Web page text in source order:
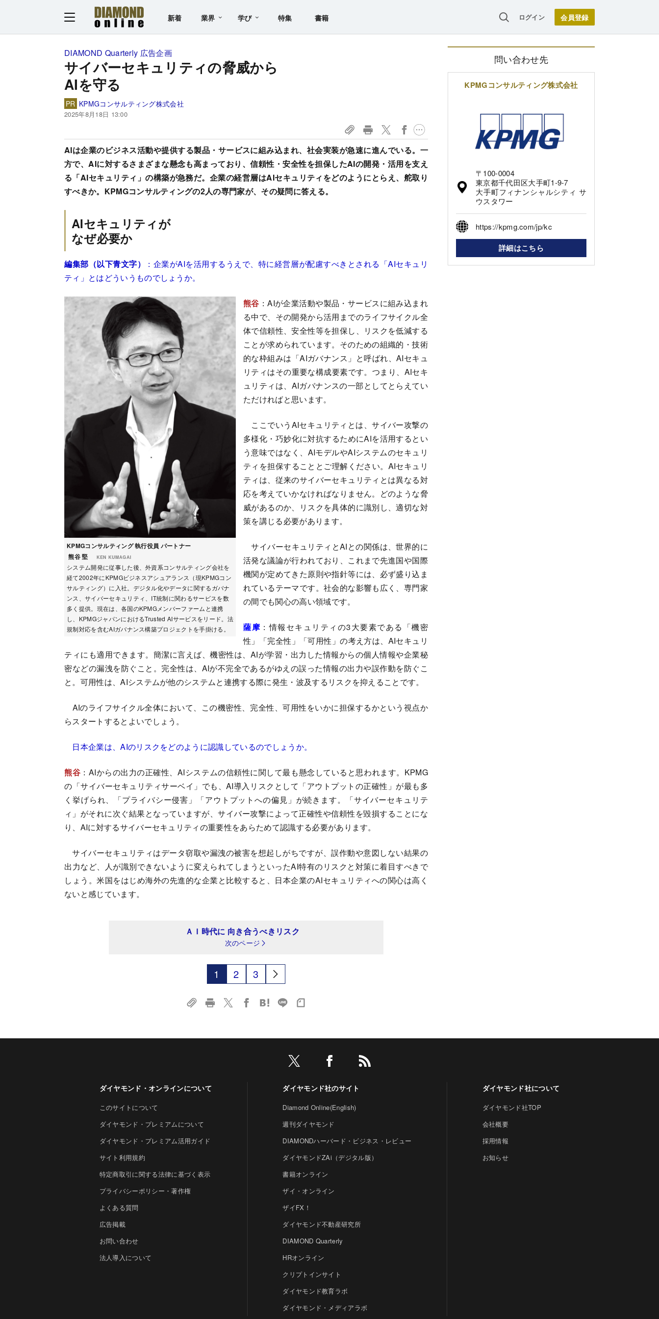
新着 業界 学び 特集 書籍 ログイン
DIAMOND Quarterly 広告企画
サイバーセキュリティの脅威から
AIを守る
PR KPMGコンサルティング株式会社
2025年8月18日 13:00
AIは企業のビジネス活動や提供する製品・サービスに組み込まれ、社会実装が急速に進んでいる。一
方で、AIに対するさまざまな懸念も高まっており、信頼性・安全性を担保したAIの開発・活用を支え
る「AIセキュリティ」の構築が急務だ。企業の経営層はAIセキュリティをどのようにとらえ、舵取り
すべきか。KPMGコンサルティングの2人の専門家が、その疑問に答える。
AIセキュリティが
なぜ必要か
編集部（以下青文字）
：企業がAIを活用するうえで、特に経営層が配慮すべきとされる「AIセキュリ
ティ」とはどういうものでしょうか。
KPMGコンサルティング 執行役員 パートナー
熊谷 堅
KEN KUMAGAI
システム開発に従事した後、外資系コンサルティング会社を
経て2002年にKPMGビジネスアシュアランス（現KPMGコン
サルティング）に入社。デジタル化やデータに関するガバナ
ンス、サイバーセキュリティ、IT統制に関わるサービスを数
多く提供。現在は、各国のKPMGメンバーファームと連携
し、KPMGジャパンにおけるTrusted AIサービスをリード。法
規制対応を含むAIガバナンス構築プロジェクトを手掛ける。
熊谷 ：AIが企業活動や製品・サービスに組み込まれ
る中で、その開発から活用までのライフサイクル全
体で信頼性、安全性等を担保し、リスクを低減する
ことが求められています。そのための組織的・技術
的な枠組みは「AIガバナンス」と呼ばれ、AIセキュ
リティはその重要な構成要素です。つまり、AIセキ
ュリティは、AIガバナンスの一部としてとらえてい
ただければと思います。
ここでいうAIセキュリティとは、サイバー攻撃の
多様化・巧妙化に対抗するためにAIを活用するとい
う意味ではなく、AIモデルやAIシステムのセキュリ
ティを担保することとご理解ください。AIセキュリ
ティは、従来のサイバーセキュリティとは異なる対
応を考えていかなければなりません。どのような脅
威があるのか、リスクを具体的に識別し、適切な対
策を講じる必要があります。
サイバーセキュリティとAIとの関係は、世界的に
活発な議論が行われており、これまで先進国や国際
機関が定めてきた原則や指針等には、必ず盛り込ま
れているテーマです。社会的な影響も広く、専門家
の間でも関心の高い領域です。
薩摩 ：情報セキュリティの3大要素である「機密
性」「完全性」「可用性」の考え方は、AIセキュリ
ティにも適用できます。簡潔に言えば、機密性は、AIが学習・出力した情報からの個人情報や企業秘
密などの漏洩を防ぐこと。完全性は、AIが不完全であるがゆえの誤った情報の出力や誤作動を防ぐこ
と。可用性は、AIシステムが他のシステムと連携する際に発生・波及するリスクを抑えることです。
AIのライフサイクル全体において、この機密性、完全性、可用性をいかに担保するかという視点か
らスタートするとよいでしょう。
日本企業は、AIのリスクをどのように認識しているのでしょうか。
熊谷 ：AIからの出力の正確性、AIシステムの信頼性に関して最も懸念していると思われます。KPMG
の「サイバーセキュリティサーベイ」でも、AI導入リスクとして「アウトプットの正確性」が最も多
く挙げられ、「プライバシー侵害」「アウトプットへの偏見」が続きます。「サイバーセキュリテ
ィ」がそれに次ぐ結果となっていますが、サイバー攻撃によって正確性や信頼性を毀損することにな
り、AIに対するサイバーセキュリティの重要性をあらためて認識する必要があります。
サイバーセキュリティはデータ窃取や漏洩の被害を想起しがちですが、誤作動や意図しない結果の
出力など、人が識別できないように変えられてしまうといったAI特有のリスクと対策に着目すべきで
しょう。米国をはじめ海外の先進的な企業と比較すると、日本企業のAIセキュリティへの関心は高く
ないと感じています。
ＡＩ時代に 向き合うべきリスク
次のページ
1 2 3
問い合わせ先
KPMGコンサルティング株式会社
〒100-0004
東京都千代田区大手町1-9-7
大手町フィナンシャルシティ サ
ウスタワー
https://kpmg.com/jp/kc
詳細はこちら
ダイヤモンド・オンラインについて
このサイトについて
ダイヤモンド・プレミアムについて
ダイヤモンド・プレミアム活用ガイド
サイト利用規約
特定商取引に関する法律に基づく表示
プライバシーポリシー・著作権
よくある質問
広告掲載
お問い合わせ
法人導入について
ダイヤモンド社のサイト
Diamond Online(English)
週刊ダイヤモンド
DIAMONDハーバード・ビジネス・レビュー
ダイヤモンドZAi（デジタル版）
書籍オンライン
ザイ・オンライン
ザイFX！
ダイヤモンド不動産研究所
DIAMOND Quarterly
HRオンライン
クリプトインサイト
ダイヤモンド教育ラボ
ダイヤモンド・メディアラボ
ダイヤモンド社について
ダイヤモンド社TOP
会社概要
採用情報
お知らせ